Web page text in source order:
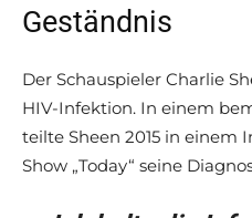
Geständnis
Der Schauspieler Charlie
HIV-Infektion. In einem
teilte Sheen 2015 in einem
Show „Today“ seine